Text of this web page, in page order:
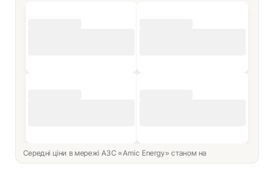
Середні ціни в мережі АЗС «Amic Energy» станом на